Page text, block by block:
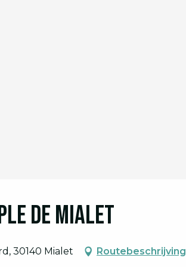
de Mialet
30140 Mialet Routebeschrijving